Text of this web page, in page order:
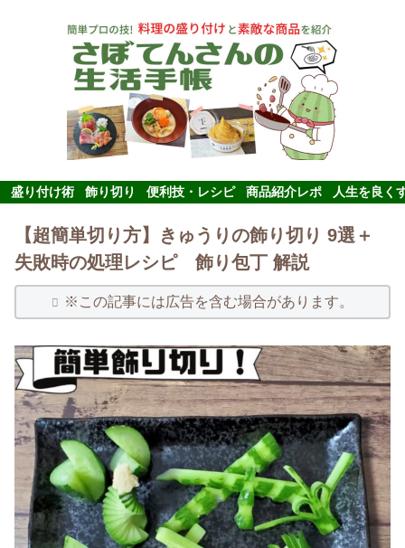
盛り付け術 飾り切り 便利技・レシピ 商品紹介レポ 人生を良く
【超簡単切り方】きゅうりの飾り切り 9選＋
失敗時の処理レシピ 飾り包丁 解説
※この記事には広告を含む場合があります。